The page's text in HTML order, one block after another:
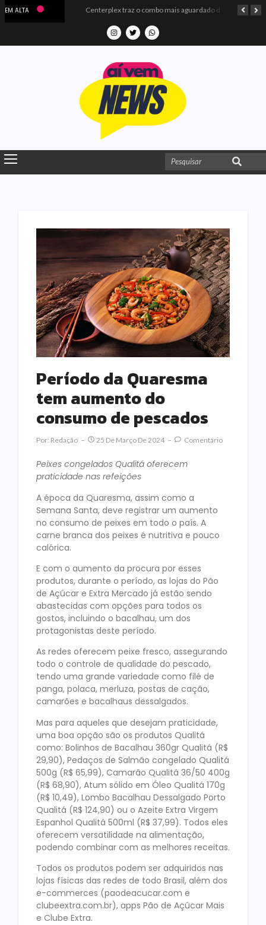
EM ALTA
Período da Quaresma
tem aumento do
consumo de pescados
Por: Redação 25 De Março De 2024 Comentário
Peixes congelados Qualitá oferecem
praticidade nas refeições
A época da Quaresma, assim como a
Semana Santa, deve registrar um aumento
no consumo de peixes em todo o país. A
carne branca dos peixes é nutritiva e pouco
calórica.
E com o aumento da procura por esses
produtos, durante o período, as lojas do Pão
de Açúcar e Extra Mercado já estão sendo
abastecidas com opções para todos os
gostos, incluindo o bacalhau, um dos
protagonistas deste período.
As redes oferecem peixe fresco, assegurando
todo o controle de qualidade do pescado,
tendo uma grande variedade como filé de
panga, polaca, merluza, postas de cação,
camarões e bacalhaus dessalgados.
Mas para aqueles que desejam praticidade,
uma boa opção são os produtos Qualitá
como: Bolinhos de Bacalhau 360gr Qualitá (R$
29,90), Pedaços de Salmão congelado Qualitá
500g (R$ 65,99), Camarão Qualitá 36/50 400g
(R$ 68,90), Atum sólido em Óleo Qualitá 170g
(R$ 10,49), Lombo Bacalhau Dessalgado Porto
Qualitá (R$ 124,90) ou o Azeite Extra Virgem
Espanhol Qualitá 500ml (R$ 37,99). Todos eles
oferecem versatilidade na alimentação,
podendo combinar com as melhores receitas.
Todos os produtos podem ser adquiridos nas
lojas físicas das redes de todo Brasil, além dos
e-commerces (paodeacucar.com e
clubeextra.com.br), apps Pão de Açúcar Mais
e Clube Extra.